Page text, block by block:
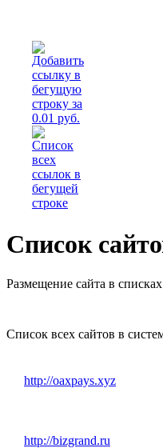
Список
Размещение сайта в
Список всех сайтов в
http://oaxpays.xyz
http://bizgrand.ru